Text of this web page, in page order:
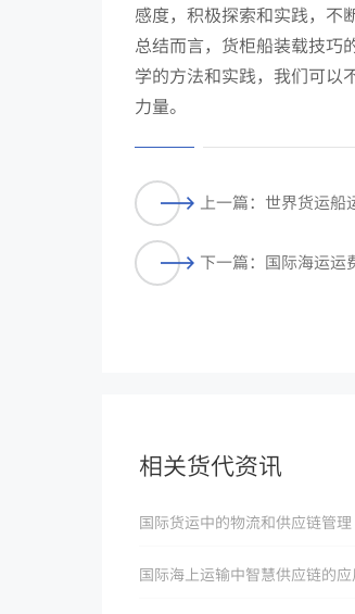
感度，积极探索和实践，不
总结而言，货柜船装载技巧
学的方法和实践，我们可以
力量。
上一篇：世界货运船
下一篇：国际海运运
相关货代资讯
国际货运中的物流和供应链管理
国际海上运输中智慧供应链的